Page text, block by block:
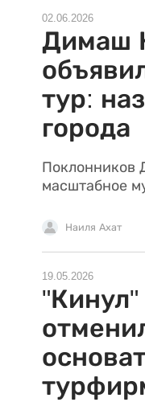
02.06.2026
Димаш
тур:
города
Поклонников
масштабное
Наиля Ахат
19.05.2026